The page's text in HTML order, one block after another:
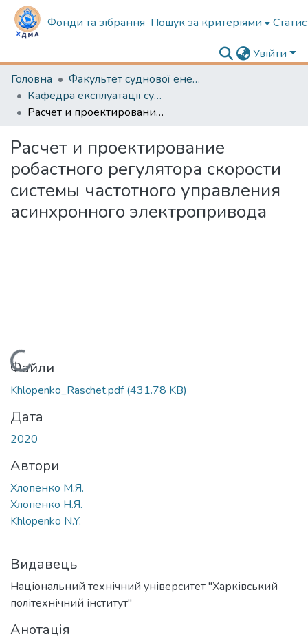
Фонди та зібрання Пошук за критеріями
Увійти
Головна
Факультет суднової енергетики
Кафедра експлуатації суднового електрообладнання і засобів автоматики
Расчет и проектирование робастного регулятора скорости системы частотного управления асинхронного электропривода
Расчет и проектирование
робастного регулятора скорости
системы частотного управления
асинхронного электропривода
Файли
Khlopenko_Raschet.pdf(431.78 KB)
Дата
2020
Автори
Хлопенко М.Я.
Хлопенко Н.Я.
Khlopenko N.Y.
Видавець
Національний технічний університет "Харківський
політехнічний інститут"
Анотація